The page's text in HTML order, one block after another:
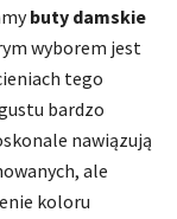
buty damskie
wyborem jest
tego
bardzo
nawiązują
ale
koloru